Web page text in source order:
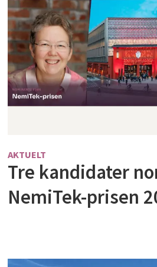
AKTUELT
Tre kandidater
NemiTek-prisen